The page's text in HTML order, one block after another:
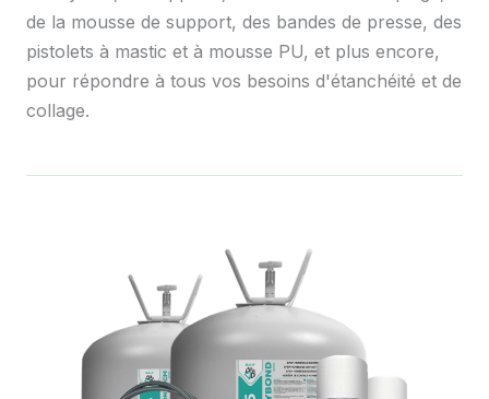
de la mousse de support, des bandes de presse, des
pistolets à mastic et à mousse PU, et plus encore,
pour répondre à tous vos besoins d'étanchéité et de
collage.